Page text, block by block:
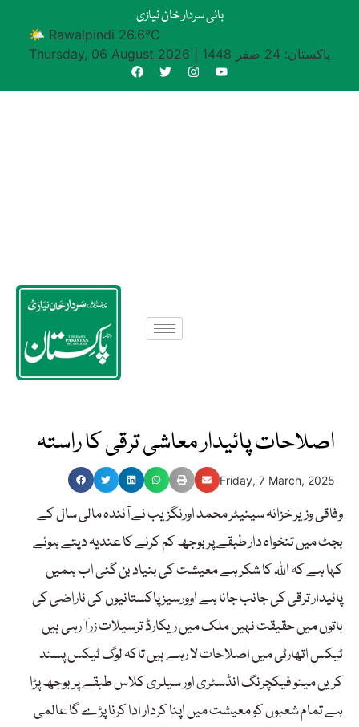
بانی سردار خان نیازی
🌤 Rawalpindi 26.6°C
Thursday, 06 August 2026
پاکستان: 24 صفر 1448
اصلاحات پائیدار معاشی ترقی کا راستہ
Friday, 7 March, 2025
وفاقی وزیر خزانہ سینیٹر محمد اورنگزیب نے آئندہ مالی سال کے
بجٹ میں تنخواہ دار طبقے پر بوجھ کم کرنے کا عندیہ دیتے ہوئے
کہا ہے کہ اللہ کا شکر ہے معیشت کی بنیاد بن گئی اب ہمیں
پائیدار ترقی کی جانب جانا ہے اوورسیز پاکستانیوں کی ناراضی کی
باتوں میں حقیقت نہیں ملک میں ریکارڈ ترسیلات زر آ رہی ہیں
ٹیکس اتھارٹی میں اصلاحات لا رہے ہیں تاکہ لوگ ٹیکس پسند
کریں مینو فیکچرنگ انڈسٹری اور سیلری کلاس طبقے پر بوجھ پڑا
ہے تمام شعبوں کو معیشت میں اپنا کردار ادا کرنا پڑے گا عالمی